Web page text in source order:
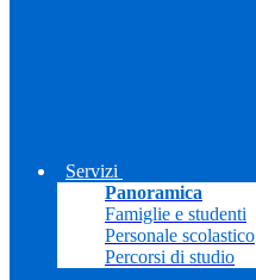
Servizi
Panoramica
Famiglie e studenti
Personale scolastico
Percorsi di studio